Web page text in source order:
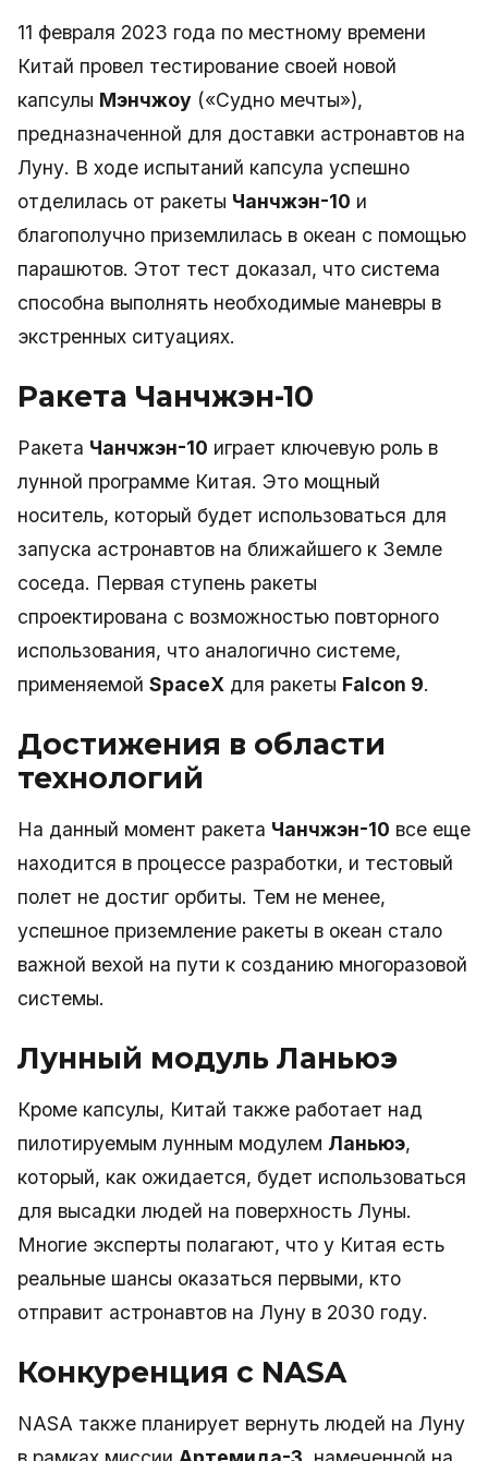
11 февраля 2023 года по местному времени
Китай провел тестирование своей новой
капсулы Мэнчжоу («Судно мечты»),
предназначенной для доставки астронавтов на
Луну. В ходе испытаний капсула успешно
отделилась от ракеты Чанчжэн-10 и
благополучно приземлилась в океан с помощью
парашютов. Этот тест доказал, что система
способна выполнять необходимые маневры в
экстренных ситуациях.
Ракета Чанчжэн-10
Ракета Чанчжэн-10 играет ключевую роль в
лунной программе Китая. Это мощный
носитель, который будет использоваться для
запуска астронавтов на ближайшего к Земле
соседа. Первая ступень ракеты
спроектирована с возможностью повторного
использования, что аналогично системе,
применяемой SpaceX для ракеты Falcon 9.
Достижения в области
технологий
На данный момент ракета Чанчжэн-10 все еще
находится в процессе разработки, и тестовый
полет не достиг орбиты. Тем не менее,
успешное приземление ракеты в океан стало
важной вехой на пути к созданию многоразовой
системы.
Лунный модуль Ланьюэ
Кроме капсулы, Китай также работает над
пилотируемым лунным модулем Ланьюэ,
который, как ожидается, будет использоваться
для высадки людей на поверхность Луны.
Многие эксперты полагают, что у Китая есть
реальные шансы оказаться первыми, кто
отправит астронавтов на Луну в 2030 году.
Конкуренция с NASA
NASA также планирует вернуть людей на Луну